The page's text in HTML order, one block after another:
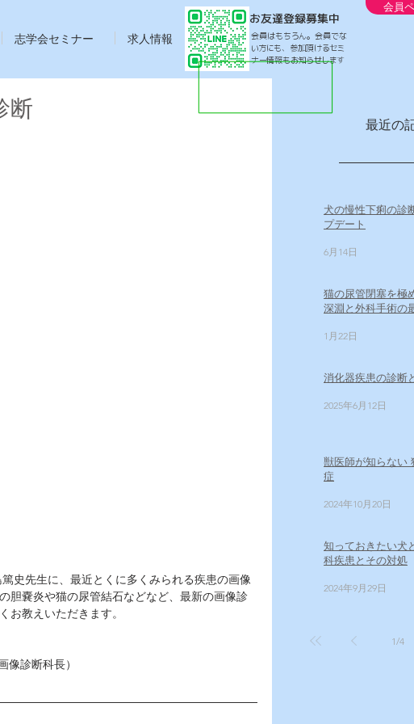
志学会セミナー 求人情報
お友達登録募集中
会員はもちろん。会員でな
い方にも、参加頂けるセミ
ナー情報もお知らせします
会員
断
史先生に、最近とくに多くみられる疾患の画像
胆嚢炎や猫の尿管結石などなど、最新の画像診
お教えいただきます。
像診断科長）
最近の
犬の慢性下痢の診
プデート
6月14日
猫の尿管閉塞を極
深淵と外科手術の
1月22日
消化器疾患の診断
2025年6月12日
獣医師が知らない
症
2024年10月20日
知っておきたい犬
科疾患とその対処
2024年9月29日
1/4